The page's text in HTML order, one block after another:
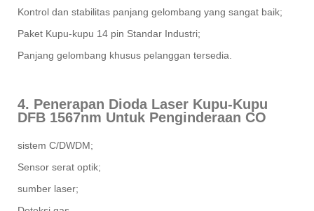
Kontrol dan stabilitas panjang gelombang yang sangat baik;
Paket Kupu-kupu 14 pin Standar Industri;
Panjang gelombang khusus pelanggan tersedia.
4. Penerapan Dioda Laser Kupu-Kupu
DFB 1567nm Untuk Penginderaan CO
sistem C/DWDM;
Sensor serat optik;
sumber laser;